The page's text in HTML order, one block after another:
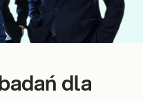
dla